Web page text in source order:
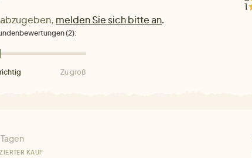
melden Sie sich bitte an.
1
(2):
Zu groß
KAUF